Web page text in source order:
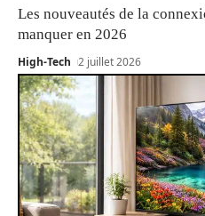
Les nouveautés de la
manquer en 2026
High-Tech 2 juillet 2026